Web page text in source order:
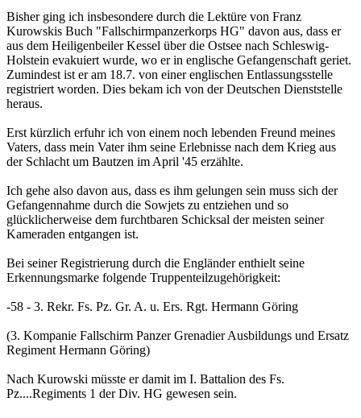
Bisher ging ich insbesondere durch die Lektüre von Franz
Kurowskis Buch "Fallschirmpanzerkorps HG" davon aus, dass er
aus dem Heiligenbeiler Kessel über die Ostsee nach Schleswig-
Holstein evakuiert wurde, wo er in englische Gefangenschaft geriet.
Zumindest ist er am 18.7. von einer englischen Entlassungsstelle
registriert worden. Dies bekam ich von der Deutschen Dienststelle
heraus.
Erst kürzlich erfuhr ich von einem noch lebenden Freund meines
Vaters, dass mein Vater ihm seine Erlebnisse nach dem Krieg aus
der Schlacht um Bautzen im April '45 erzählte.
Ich gehe also davon aus, dass es ihm gelungen sein muss sich der
Gefangennahme durch die Sowjets zu entziehen und so
glücklicherweise dem furchtbaren Schicksal der meisten seiner
Kameraden entgangen ist.
Bei seiner Registrierung durch die Engländer enthielt seine
Erkennungsmarke folgende Truppenteilzugehörigkeit:
-58 - 3. Rekr. Fs. Pz. Gr. A. u. Ers. Rgt. Hermann Göring
(3. Kompanie Fallschirm Panzer Grenadier Ausbildungs und Ersatz
Regiment Hermann Göring)
Nach Kurowski müsste er damit im I. Battalion des Fs.
Pz....Regiments 1 der Div. HG gewesen sein.